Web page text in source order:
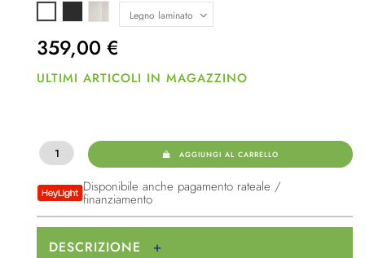
cashmere
359,00 €
ULTIMI ARTICOLI IN MAGAZZINO
AGGIUNGI AL CARRELLO
Disponibile anche pagamento rateale /
finanziamento
DESCRIZIONE